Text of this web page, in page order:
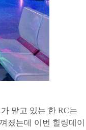
맡고 있는 한 RC는
졌는데 이번 힐링데이